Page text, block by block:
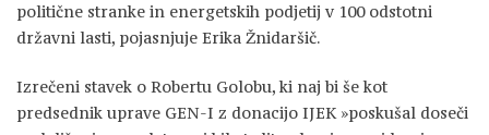
politične stranke in energetskih podjetij v 100 odstotni
državni lasti, pojasnjuje Erika Žnidaršič.
Izrečeni stavek o Robertu Golobu, ki naj bi še kot
predsednik uprave GEN-I z donacijo IJEK »poskušal doseči